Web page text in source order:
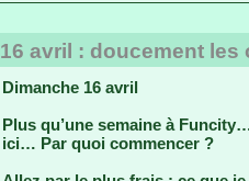
16 avril : doucement
Dimanche 16 avril
Plus qu’une semaine à
ici… Par quoi commencer ?